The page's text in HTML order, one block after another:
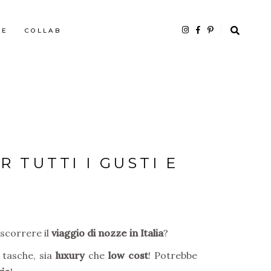
COLLAB
TUTTI I GUSTI E
il viaggio di nozze in Italia?
sialuxurychelow cost! Potrebbe